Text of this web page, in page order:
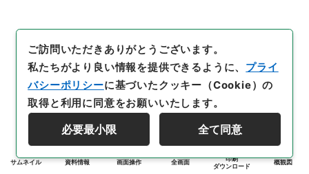
サムネイル 資料情報 画面操作 全画面
印刷
ダウンロード
概観図
ご訪問いただきありがとうございます。
私たちがより良い情報を提供できるように、 プライ
バシーポリシーに基づいたクッキー（Cookie）の
取得と利用に同意をお願いいたします。
必要最小限 全て同意